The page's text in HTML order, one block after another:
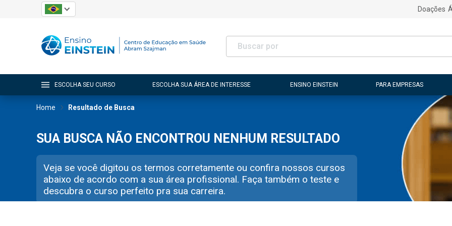
Doações
ESCOLHA SEU CURSO ESCOLHA SUA ÁREA DE INTERESSE ENSINO EINSTEIN PARA EMPRESAS
Home Resultado de Busca
SUA BUSCA NÃO ENCONTROU NENHUM RESULTADO
Veja se você digitou os termos corretamente ou confira nossos cursos
abaixo de acordo com a sua área profissional. Faça também o teste e
descubra o curso perfeito pra sua carreira.